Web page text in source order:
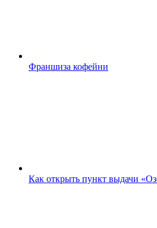
Франшиза кофейни
Как открыть пункт выдачи